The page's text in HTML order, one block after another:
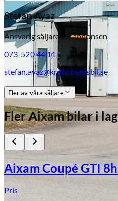
Skadeverkstad
Stefan Ayaz
Ansvarig säljare för annonsen
073-520 44 11
stefan.ayaz@kronobergsbil.se
Fler av våra säljare
FlerAixambilar i
Aixam Coupé GTI
Pris